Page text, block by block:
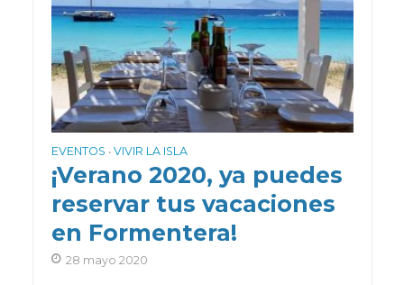
EVENTOS • VIVIR LA ISLA
¡Verano 2020, ya puedes
reservar tus vacaciones
en Formentera!
28 mayo 2020